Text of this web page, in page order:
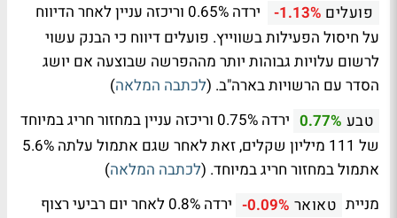
פועלים -1.13%
ירדה 0.65% וריכזה עניין לאחר הדיווח
על חיסול הפעילות בשווייץ. פועלים דיווח כי הבנק עשוי
לרשום עלויות גבוהות יותר מההפרשה שבוצעה אם יושג
הסדר עם הרשויות בארה"ב. (לכתבה המלאה)
טבע 0.77%
ירדה 0.75% וריכזה עניין במחזור חריג במיוחד
של 111 מיליון שקלים, זאת לאחר שגם אתמול עלתה 5.6%
אתמול במחזור חריג במיוחד. (לכתבה המלאה)
מניית טאואר -0.09%
ירדה 0.8% לאחר יום רביעי רצוף